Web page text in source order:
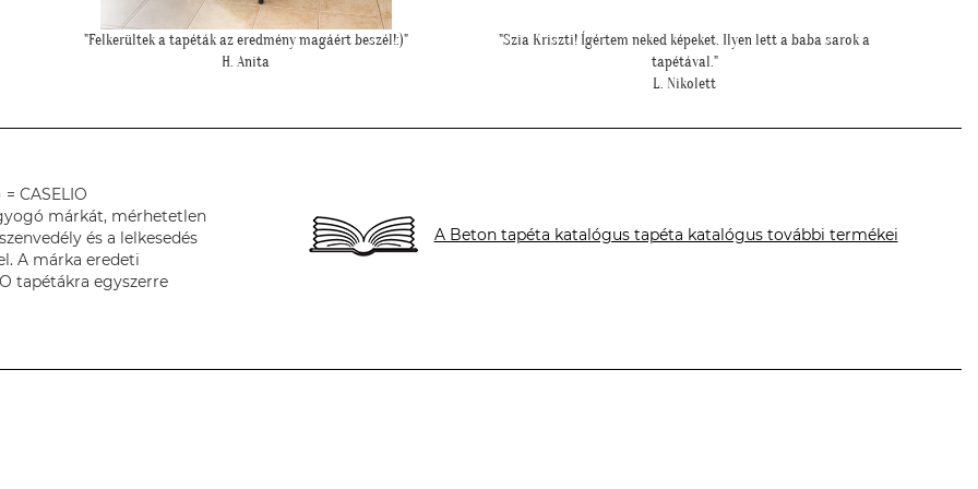
"Szia Kriszti! Ígértem neked képeket. Ilyen lett a baba sarok a
tapétával."
"Meseszép lett a tapéta! Köszönöm a sok segítséget"
T. Mariann
CASELIO
márkát, mérhetetlen
és a lelkesedés
A márka eredeti
tapétákra egyszerre
A Beton tapéta katalógus tapéta katalógus további termékei